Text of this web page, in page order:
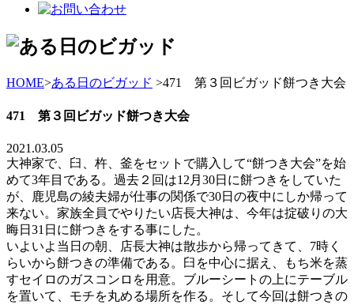
HOME>ある日のビガッド >471 第３回ビガッド餅つき大会
471 第３回ビガッド餅つき大会
2021.03.05
大神家で、臼、杵、釜をセットで購入して“餅つき大会”を始
めて3年目である。過去２回は12月30日に餅つきをしていた
が、鹿児島の綾夫婦が仕事の関係で30日の夜中にしか帰って
来ない。家族全員でやりたい店長大神は、今年は掟破りの大
晦日31日に餅つきをする事にした。
いよいよ当日の朝、店長大神は散歩から帰ってきて、7時く
らいから餅つきの準備である。臼を中心に据え、もち米を蒸
すセイロのガスコンロを用意。ブルーシートの上にテーブル
を置いて、モチを丸める場所を作る。そして今回は餅つきの